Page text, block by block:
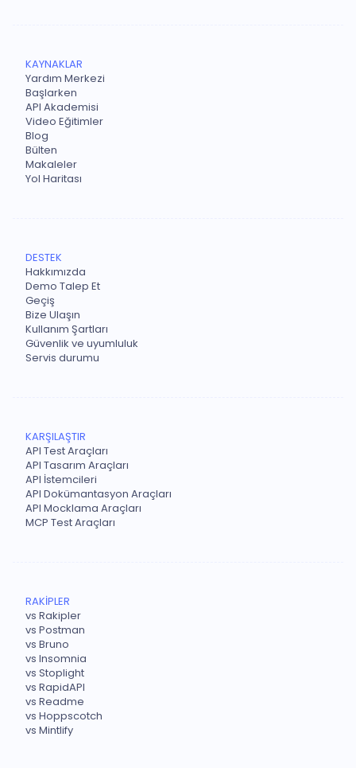
KAYNAKLAR
Yardım Merkezi
Başlarken
API Akademisi
Video Eğitimler
Blog
Bülten
Makaleler
Yol Haritası
DESTEK
Hakkımızda
Demo Talep Et
Geçiş
Bize Ulaşın
Kullanım Şartları
Güvenlik ve uyumluluk
Servis durumu
KARŞILAŞTIR
API Test Araçları
API Tasarım Araçları
API İstemcileri
API Dokümantasyon Araçları
API Mocklama Araçları
MCP Test Araçları
RAKİPLER
vs Rakipler
vs Postman
vs Bruno
vs Insomnia
vs Stoplight
vs RapidAPI
vs Readme
vs Hoppscotch
vs Mintlify